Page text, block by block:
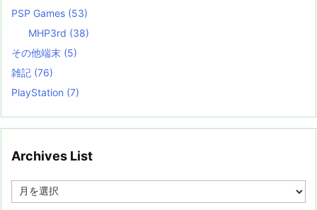
PSP Games (53)
MHP3rd (38)
その他端末 (5)
雑記 (76)
PlayStation (7)
Archives List